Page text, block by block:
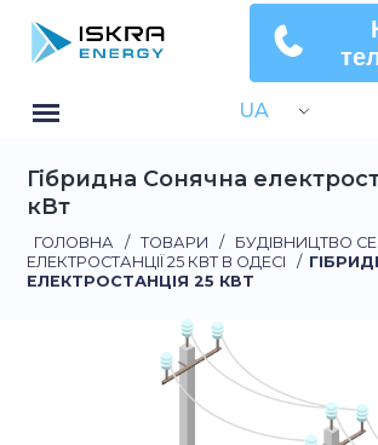
UA
Гібридна Сонячна
кВт
ГОЛОВНА / ТОВАРИ / БУДІВНИЦТВО
ЕЛЕКТРОСТАНЦІЇ 25 КВТ В ОДЕСІ
/
ЕЛЕКТРОСТАНЦІЯ 25 КВТ